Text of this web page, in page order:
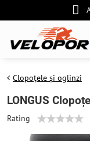
Clopoțele și oglinzi
LONGUS
Rating